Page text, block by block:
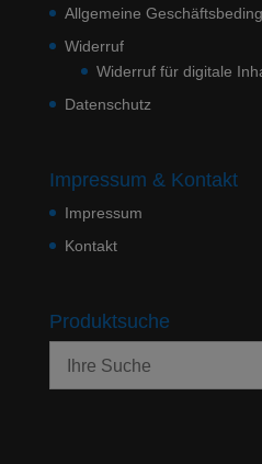
Allgemeine
Widerruf
Widerruf für digitale
Datenschutz
Impressum & Kontakt
Impressum
Kontakt
Produktsuche